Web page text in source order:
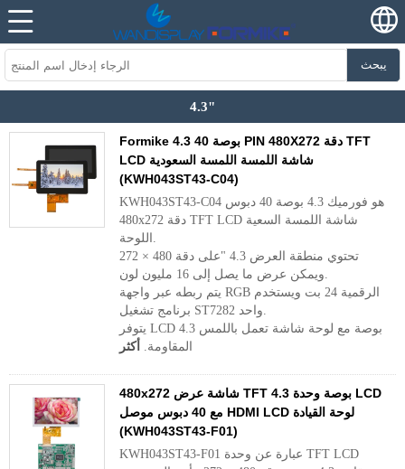
يبحث
4.3"
Formike 4.3 بوصة 40 PIN 480X272 دقة TFT
LCD شاشة اللمسة اللمسة السعودية
(KWH043ST43-C04)
KWH043ST43-C04 هو فورميك 4.3 بوصة 40 دبوس
480x272 دقة TFT LCD شاشة اللمسة السعية
اللوحة.
تحتوي منطقة العرض 4.3 "على دقة 480 × 272
ويمكن عرض ما يصل إلى 16 مليون لون.
يتم ربطه عبر واجهة RGB الرقمية 24 بت ويستخدم
برنامج تشغيل ST7282 واحد.
يتوفر LCD 4.3 بوصة مع لوحة شاشة تعمل باللمس
المقاومة. أكثر
480x272 شاشة عرض TFT 4.3 بوصة وحدة LCD
مع 40 دبوس موصل HDMI LCD لوحة القيادة
(KWH043ST43-F01)
KWH043ST43-F01 عبارة عن وحدة TFT LCD